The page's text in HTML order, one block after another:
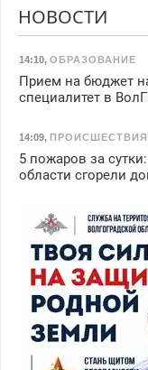
НОВОСТИ
14:10, ОБРАЗОВАНИЕ
Прием на бюджет
специалитет в
14:09, ПРОИСШЕСТВИЯ
5 пожаров за
области сгорели